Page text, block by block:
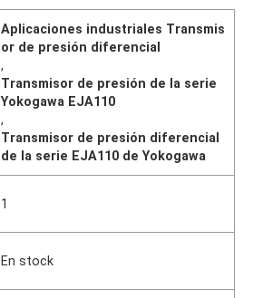
Aplicaciones industriales Transmis
or de presión diferencial
,
Transmisor de presión de la serie
Yokogawa EJA110
,
Transmisor de presión diferencial
de la serie EJA110 de Yokogawa
1
En stock